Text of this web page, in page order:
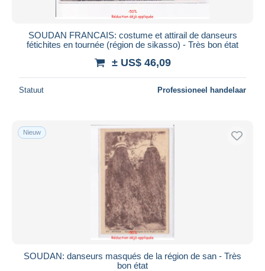
SOUDAN FRANCAIS: costume et attirail de danseurs
fétichites en tournée (région de sikasso) - Très bon état
± US$ 46,09
Statuut Professioneel handelaar
Nieuw
SOUDAN: danseurs masqués de la région de san - Très
bon état